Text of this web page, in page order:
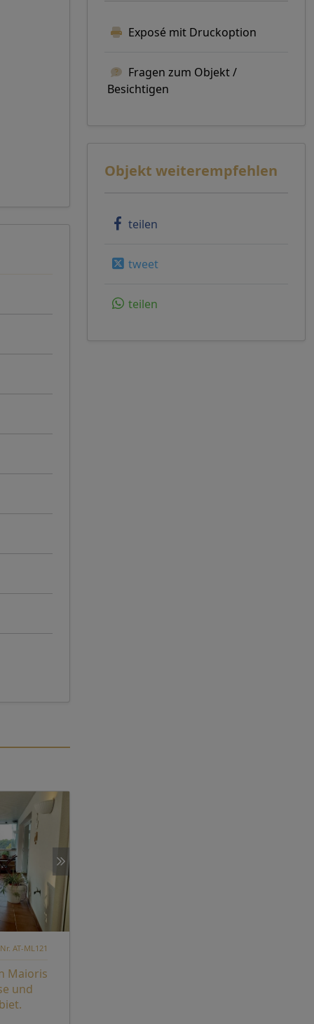
AT-ML121
Maioris
und
Exposé mit Druckoption
Fragen zum Objekt /
Besichtigen
Objekt weiterempfehlen
teilen
tweet
teilen